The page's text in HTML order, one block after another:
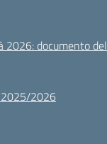
2026: documento del
2025/2026